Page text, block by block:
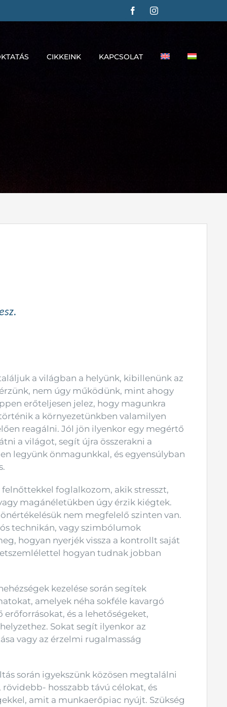
CIKKEINK KAPCSOLAT
a világban a helyünk, kibillenünk az
nem úgy működünk, mint ahogy
erőteljesen jelez, hogy magunkra
a környezetünkben valamilyen
reagálni. Jól jön ilyenkor egy megértő
a világot, segít újra összerakni a
legyünk önmagunkkal, és egyensúlyban
foglalkozom, akik stresszt,
magánéletükben úgy érzik kiégtek.
nem megfelelő szinten van.
technikán, vagy szimbólumok
hogyan nyerjék vissza a kontrollt saját
hogyan tudnak jobban
kezelése során segítek
amelyek néha sokféle kavargó
és a lehetőségeket,
Sokat segít ilyenkor az
vagy az érzelmi rugalmasság
során igyekszünk közösen megtalálni
hosszabb távú célokat, és
amit a munkaerőpiac nyújt. Szükség